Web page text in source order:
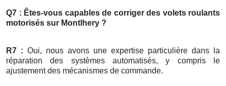
Q7 : Êtes-vous capables de corriger des volets roulants
motorisés sur Montlhery ?
R7 : Oui, nous avons une expertise particulière dans la
réparation des systèmes automatisés, y compris le
ajustement des mécanismes de commande.